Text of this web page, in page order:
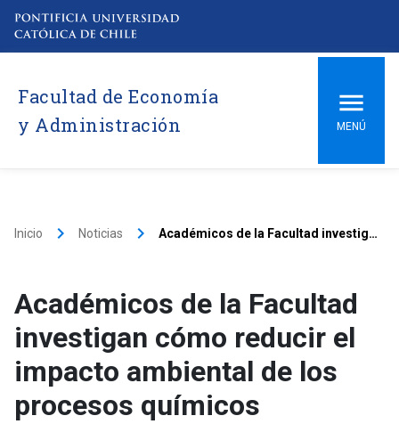
Facultad de Economía
y Administración
MENÚ
Inicio keyboard_arrow_right Noticias keyboard_arrow_right Académicos de la Facultad investigan cómo reducir el impacto ambiental de los procesos químicos
Académicos de la Facultad
investigan cómo reducir el
impacto ambiental de los
procesos químicos